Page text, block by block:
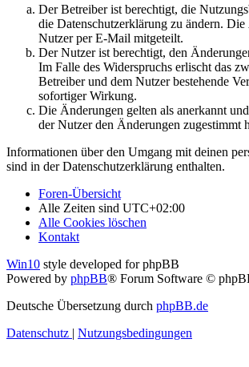
Der Betreiber ist berechtigt, die
die Datenschutzerklärung zu ändern.
Nutzer per E-Mail mitgeteilt.
Der Nutzer ist berechtigt, den
Im Falle des Widerspruchs erlischt das
Betreiber und dem Nutzer bestehende
sofortiger Wirkung.
Die Änderungen gelten als anerkannt
der Nutzer den Änderungen zugestimmt
Informationen über den Umgang mit deinen
sind in der Datenschutzerklärung enthalten.
Foren-Übersicht
Alle Zeiten sind UTC+02:00
Alle Cookies löschen
Kontakt
Win10 style developed for phpBB
Powered by phpBB® Forum Software ©
Deutsche Übersetzung durch phpBB.de
Datenschutz
Nutzungsbedingungen